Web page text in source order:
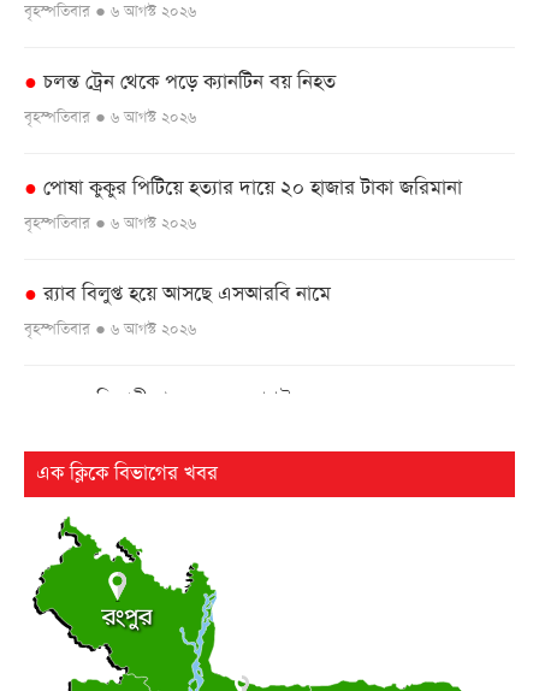
বৃহস্পতিবার ● ৬ আগস্ট ২০২৬
● চলন্ত ট্রেন থেকে পড়ে ক্যানটিন বয় নিহত
বৃহস্পতিবার ● ৬ আগস্ট ২০২৬
● পোষা কুকুর পিটিয়ে হত্যার দায়ে ২০ হাজার টাকা জরিমানা
বৃহস্পতিবার ● ৬ আগস্ট ২০২৬
● র‌্যাব বিলুপ্ত হয়ে আসছে এসআরবি নামে
বৃহস্পতিবার ● ৬ আগস্ট ২০২৬
এসএসসি পরীক্ষার ফল ১০ আগস্ট
২৫ বছর পর ফের আলোচনায় কারিনা-বিপাশার চড়-কাণ্ড
বৃহস্পতিবার ● ৬ আগস্ট ২০২৬
●লংমার্চ ও মহাসমাবেশের ঘোষণা জামায়াত নেতৃত্বাধীন ১১ দলের
বৃহস্পতিবার ● ৬ আগস্ট ২০২৬
এক ক্লিকে বিভাগের খবর